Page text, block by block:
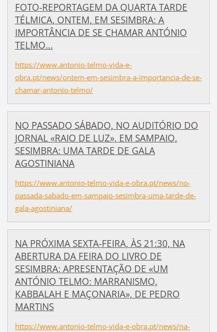
FOTO-REPORTAGEM DA QUARTA TARDE
TÉLMICA, ONTEM, EM SESIMBRA: A
IMPORTÂNCIA DE SE CHAMAR ANTÓNIO
TELMO...
https://www.antonio-telmo-vida-e-
obra.pt/news/ontem-em-sesimbra-a-importancia-de-se-
chamar-antonio-telmo/
NO PASSADO SÁBADO, NO AUDITÓRIO DO
JORNAL «RAIO DE LUZ», EM SAMPAIO,
SESIMBRA: UMA TARDE DE GALA
AGOSTINIANA
https://www.antonio-telmo-vida-e-obra.pt/news/no-
passada-sabado-em-sampaio-sesimbra-uma-tarde-de-
gala-agostiniana/
NA PRÓXIMA SEXTA-FEIRA, ÀS 21:30, NA
ABERTURA DA FEIRA DO LIVRO DE
SESIMBRA: APRESENTAÇÃO DE «UM
ANTÓNIO TELMO: MARRANISMO,
KABBALAH E MAÇONARIA», DE PEDRO
MARTINS
https://www.antonio-telmo-vida-e-obra.pt/news/na-